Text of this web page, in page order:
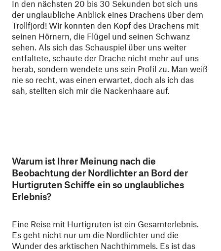
In den nächsten 20 bis 30 Sekunden bot sich uns
der unglaubliche Anblick eines Drachens über dem
Trollfjord! Wir konnten den Kopf des Drachens mit
seinen Hörnern, die Flügel und seinen Schwanz
sehen. Als sich das Schauspiel über uns weiter
entfaltete, schaute der Drache nicht mehr auf uns
herab, sondern wendete uns sein Profil zu. Man weiß
nie so recht, was einen erwartet, doch als ich das
sah, stellten sich mir die Nackenhaare auf.
Warum ist Ihrer Meinung nach die
Beobachtung der Nordlichter an Bord der
Hurtigruten Schiffe ein so unglaubliches
Erlebnis?
Eine Reise mit Hurtigruten ist ein Gesamterlebnis.
Es geht nicht nur um die Nordlichter und die
Wunder des arktischen Nachthimmels. Es ist das